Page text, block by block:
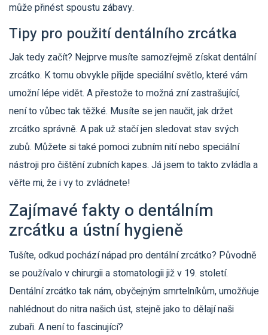
může přinést spoustu zábavy.
Tipy pro použití dentálního zrcátka
Jak tedy začít? Nejprve musíte samozřejmě získat dentální
zrcátko. K tomu obvykle přijde speciální světlo, které vám
umožní lépe vidět. A přestože to možná zní zastrašující,
není to vůbec tak těžké. Musíte se jen naučit, jak držet
zrcátko správně. A pak už stačí jen sledovat stav svých
zubů. Můžete si také pomoci zubním nití nebo speciální
nástroji pro čištění zubních kapes. Já jsem to takto zvládla a
věřte mi, že i vy to zvládnete!
Zajímavé fakty o dentálním
zrcátku a ústní hygieně
Tušíte, odkud pochází nápad pro dentální zrcátko? Původně
se používalo v chirurgii a stomatologii již v 19. století.
Dentální zrcátko tak nám, obyčejným smrtelníkům, umožňuje
nahlédnout do nitra našich úst, stejně jako to dělají naši
zubaři. A není to fascinující?